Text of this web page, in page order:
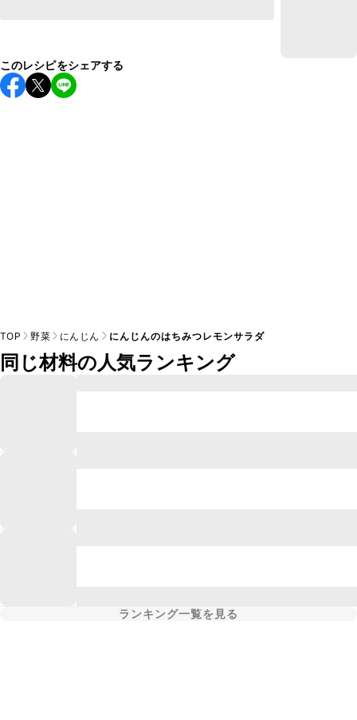
このレシピをシェアする
TOP 野菜 にんじん にんじんのはちみつレモンサラダ
同じ材料の人気ランキング
ランキング一覧を見る